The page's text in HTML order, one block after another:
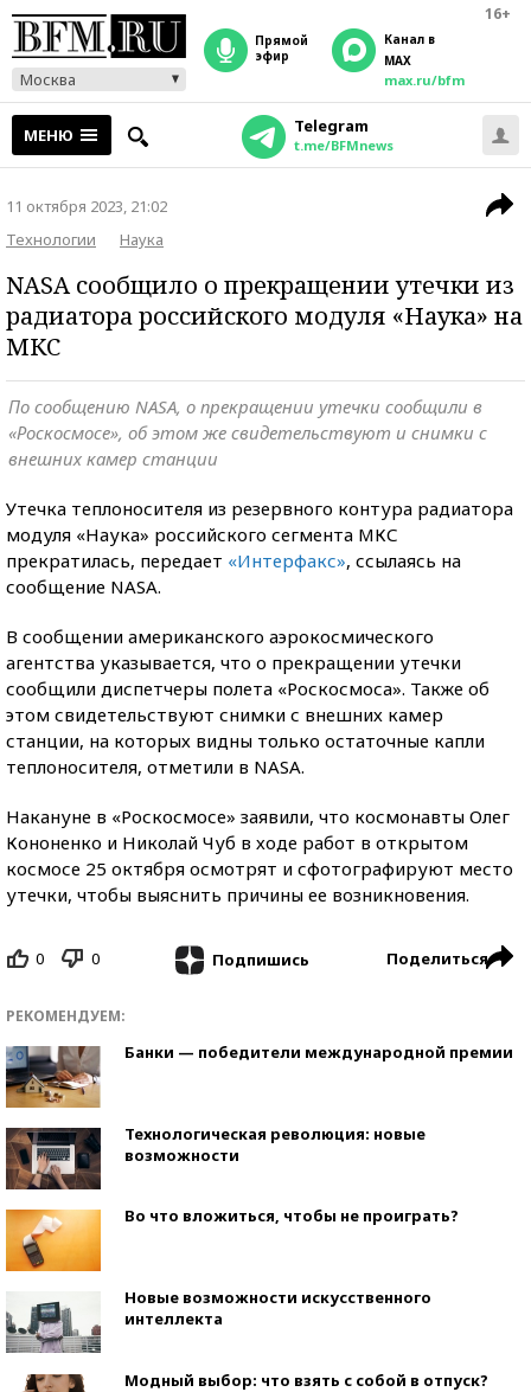
16+
Москва
прямой
эфир
Канал в
MAX
max.ru/bfm
МЕНЮ Telegram
t.me/BFMnews
11 октября 2023, 21:02
Технологии
Наука
NASA сообщило о прекращении утечки из
радиатора российского модуля «Наука» на
МКС
По сообщению NASA, о прекращении утечки сообщили в
«Роскосмосе», об этом же свидетельствуют и снимки с
внешних камер станции
Утечка теплоносителя из резервного контура радиатора
модуля «Наука» российского сегмента МКС
прекратилась, передает «Интерфакс», ссылаясь на
сообщение NASA.
В сообщении американского аэрокосмического
агентства указывается, что о прекращении утечки
сообщили диспетчеры полета «Роскосмоса». Также об
этом свидетельствуют снимки с внешних камер
станции, на которых видны только остаточные капли
теплоносителя, отметили в NASA.
Накануне в «Роскосмосе» заявили, что космонавты Олег
Кононенко и Николай Чуб в ходе работ в открытом
космосе 25 октября осмотрят и сфотографируют место
утечки, чтобы выяснить причины ее возникновения.
0 0 Подпишись Поделиться
РЕКОМЕНДУЕМ:
Банки — победители международной премии
Технологическая революция: новые
возможности
Во что вложиться, чтобы не проиграть?
Новые возможности искусственного
интеллекта
Модный выбор: что взять с собой в отпуск?